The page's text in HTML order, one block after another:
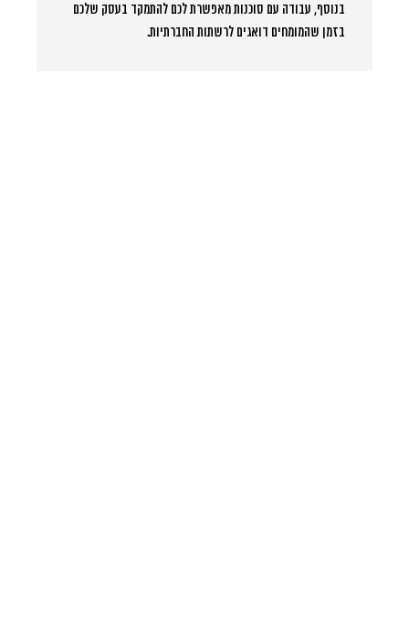
בנוסף, עבודה עם סוכנות מאפשרת לכם להתמקד בעסק שלכם
בזמן שהמומחים דואגים לרשתות החברתיות.